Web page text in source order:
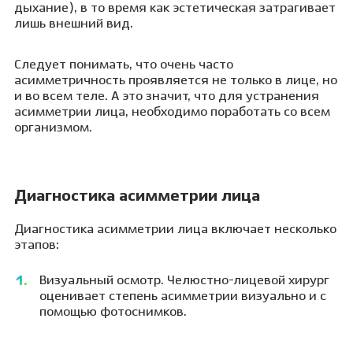
дыхание), в то время как эстетическая затрагивает
лишь внешний вид.
Следует понимать, что очень часто
асимметричность проявляется не только в лице, но
и во всем теле. А это значит, что для устранения
асимметрии лица, необходимо поработать со всем
организмом.
Диагностика асимметрии лица
Диагностика асимметрии лица включает несколько
этапов:
Визуальный осмотр. Челюстно-лицевой хирург
оценивает степень асимметрии визуально и с
помощью фотоснимков.